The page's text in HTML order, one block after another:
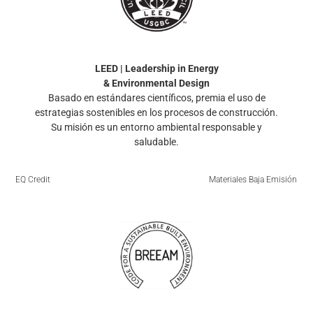
LEED | Leadership in Energy
& Environmental Design
Basado en estándares científicos, premia el uso de
estrategias sostenibles en los procesos de construcción.
Su misión es un entorno ambiental responsable y
saludable.
EQ Credit Materiales Baja Emisión